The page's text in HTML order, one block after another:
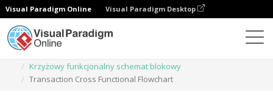
Visual Paradigm Online Visual Paradigm Desktop
Krzyżowy funkcjonalny schemat blokowy
Transaction Cross Functional Flowchart